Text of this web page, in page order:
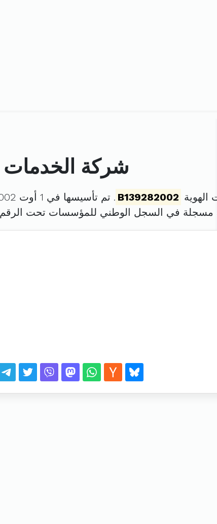
شركة الخدمات
B139282002 . تم تأسيسها في 1 أوت 2002 برأس مال قدره
مسجلة في السجل الوطني للمؤسسات تحت الرقم